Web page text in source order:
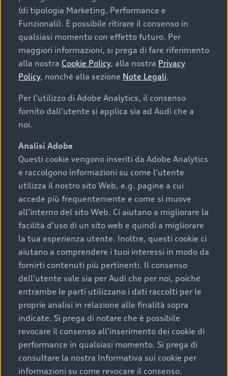
Cosa sapere prima di
acquistare la tua prossima
auto
I requisiti fondamentali da considerare prima di
acquistare un’auto usata, oltre al prezzo e all'aspetto,
chilometraggio: un valore contenuto corrisponde a
uno stato migliore del veicolo e a una maggiore
durata nel tempo;
cronologia dei tagliandi: una documentazione
completa della vettura certifica una manutenzione
costante e accurata;
condizioni della carrozzeria e degli interni: una
buona conservazione evidenzia cura e attenzione del
precedente proprietario;
efficienza meccanica: motore, trasmissione e
componenti principali in ottimo stato garantiscono
prestazioni affidabili e sicure.
Acquistare un’auto usata in una Concessionaria ufficiale
Audi che offre l’usato garantito tramite Audi Prima
Scelta :plus, significa affidarsi ad un prodotto che viene
(di tipologia Marketing, Performance e
Funzionali). È possibile ritirare il consenso in
qualsiasi momento con effetto futuro. Per
maggiori informazioni, si prega di fare riferimento
alla nostra Cookie Policy, alla nostra Privacy
Policy, nonché alla sezione Note Legali.
Per l'utilizzo di Adobe Analytics, il consenso
fornito dall'utente si applica sia ad Audi che a
noi.
Analisi Adobe
Questi cookie vengono inseriti da Adobe Analytics
e raccolgono informazioni su come l'utente
utilizza il nostro sito Web, e.g. pagine a cui
accede più frequentemente e come si muove
all'interno del sito Web. Ci aiutano a migliorare la
facilità d'uso di un sito web e quindi a migliorare
la tua esperienza utente. Inoltre, questi cookie ci
aiutano a comprendere i tuoi interessi in modo da
fornirti contenuti più pertinenti. Il consenso
dell'utente vale sia per Audi che per noi, poiché
entrambe le parti utilizzano i dati raccolti per le
proprie analisi in relazione alle finalità sopra
indicate. Si prega di notare che è possibile
revocare il consenso all'inserimento dei cookie di
performance in qualsiasi momento. Si prega di
consultare la nostra Informativa sui cookie per
informazioni su come revocare il consenso.